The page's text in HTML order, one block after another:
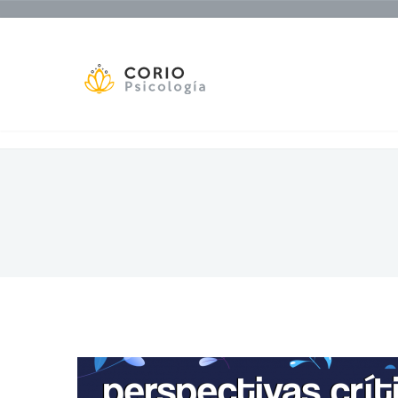
Salud Mental y Trabajo